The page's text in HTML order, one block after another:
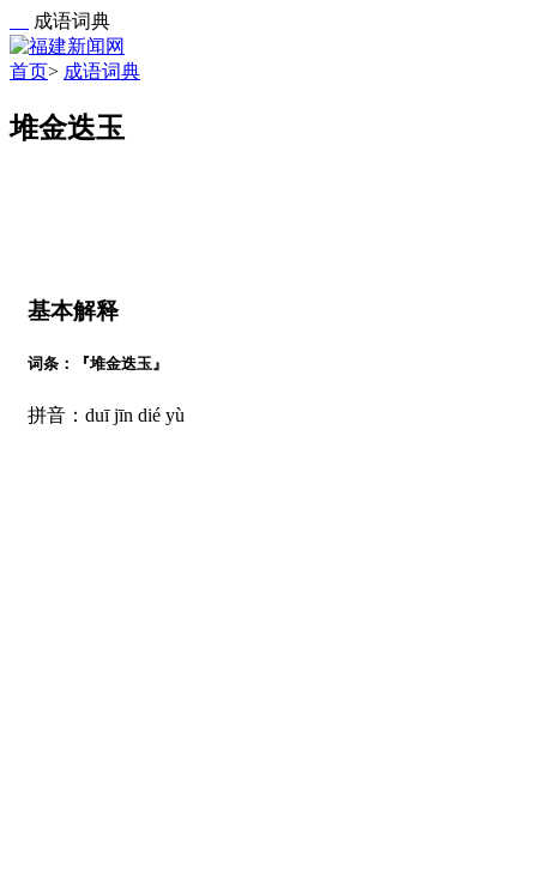
成语词典
首页> 成语词典
堆金迭玉
基本解释
词条：『堆金迭玉』
拼音：duī jīn dié yù